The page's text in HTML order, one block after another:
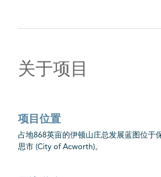
关于项目
项目位置
占地868英亩的伊顿山庄总发展蓝图位于
思市 (City of Acworth)。